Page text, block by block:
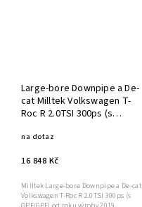
Large-bore Downpipe a De-
cat Milltek Volkswagen T-
Roc R 2.0TSI 300ps (s
na dotaz
16 848 Kč
Milltek Large-bore Downpipe a De-cat
Volkswagen T-Roc R 2.0TSI 300ps (s